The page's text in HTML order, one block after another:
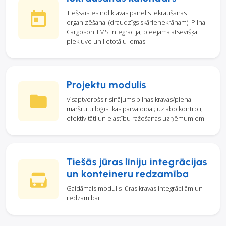
Tiešsaistes noliktavas panelis iekraušanas
organizēšanai (draudzīgs skārienekrānam). Pilna
Cargoson TMS integrācija, pieejama atsevišķa
piekļuve un lietotāju lomas.
Projektu modulis
Visaptverošs risinājums pilnas kravas/piena
maršrutu loģistikas pārvaldībai; uzlabo kontroli,
efektivitāti un elastību ražošanas uzņēmumiem.
Tiešās jūras līniju integrācijas
un konteineru redzamība
Gaidāmais modulis jūras kravas integrācijām un
redzamībai.